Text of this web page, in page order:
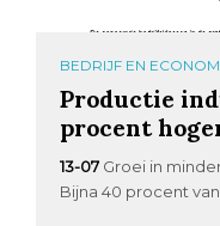
BEDRIJF EN
Productie
procent
13-07 Groei in
Bijna 40 procent